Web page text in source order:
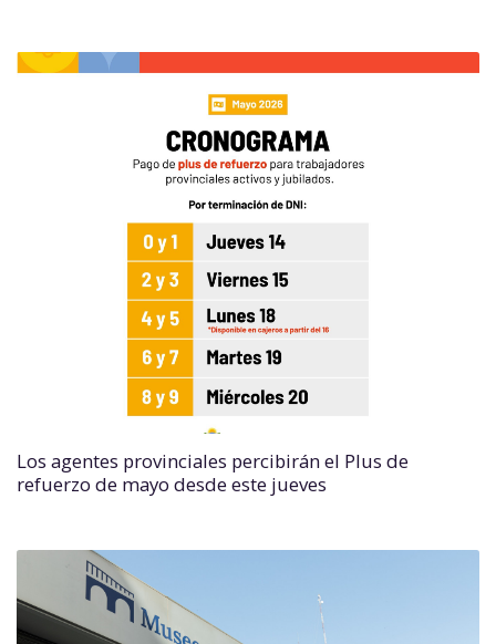
Los agentes provinciales percibirán el Plus de
refuerzo de mayo desde este jueves